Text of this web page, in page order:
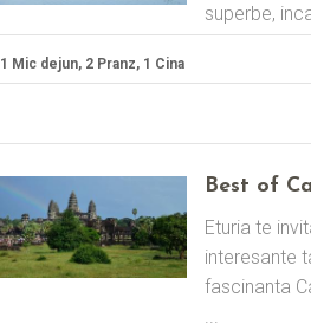
superbe,
Mic dejun, 2 Pranz, 1 Cina
Best of
Eturia te
interesante
fascinanta
...